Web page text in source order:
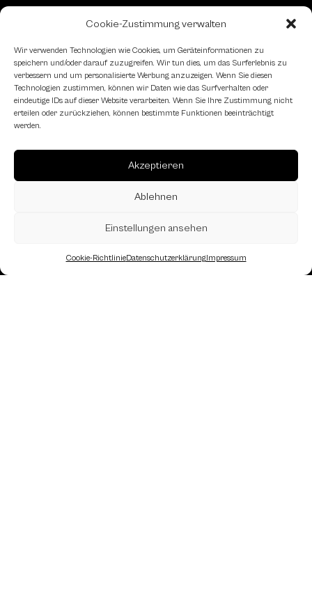
Cookie-Zustimmung verwalten
Wir verwenden Technologien wie Cookies, um Geräteinformationen zu
speichern und/oder darauf zuzugreifen. Wir tun dies, um das Surferlebnis zu
verbessern und um personalisierte Werbung anzuzeigen. Wenn Sie diesen
Technologien zustimmen, können wir Daten wie das Surfverhalten oder
eindeutige IDs auf dieser Website verarbeiten. Wenn Sie Ihre Zustimmung nicht
erteilen oder zurückziehen, können bestimmte Funktionen beeinträchtigt
werden.
Akzeptieren
Ablehnen
Einstellungen ansehen
Cookie-RichtlinieDatenschutzerklärungImpressum
Schachfreundliche Lokale